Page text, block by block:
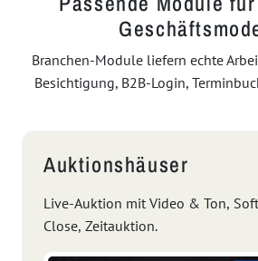
Branchen-Module liefern echte
Besichtigung, B2B-Login,
Auktionshäuser
Live-Auktion mit Video & Ton,
Close, Zeitauktion.